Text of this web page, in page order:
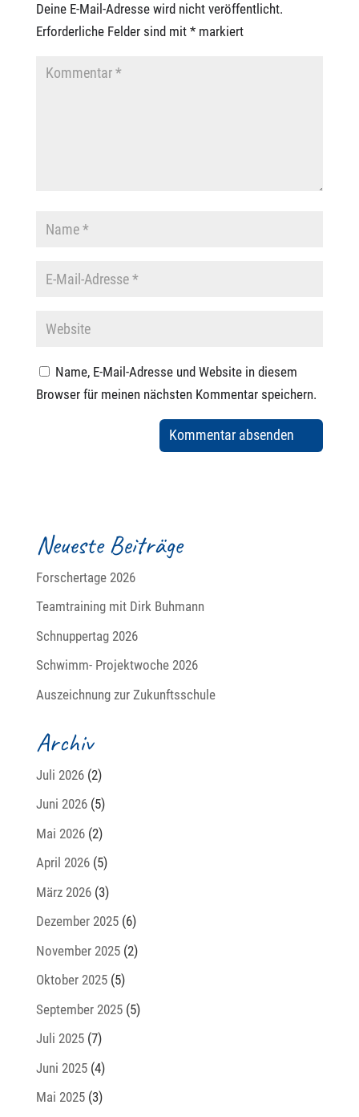
Deine E-Mail-Adresse wird nicht veröffentlicht.
Erforderliche Felder sind mit *markiert
Name, E-Mail-Adresse und Website in diesem
Browser für meinen nächsten Kommentar speichern.
Neueste Beiträge
Forschertage 2026
Teamtraining mit Dirk Buhmann
Schnuppertag 2026
Schwimm- Projektwoche 2026
Auszeichnung zur Zukunftsschule
Archiv
Juli 2026(2)
Juni 2026(5)
Mai 2026(2)
April 2026(5)
März 2026(3)
Dezember 2025(6)
November 2025(2)
Oktober 2025(5)
September 2025(5)
Juli 2025(7)
Juni 2025(4)
Mai 2025(3)